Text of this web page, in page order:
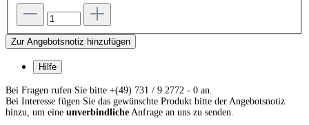
Zur Angebotsnotiz hinzufügen
Hilfe
Bei Fragen rufen Sie bitte +(49) 731 / 9 2772 - 0 an.
Bei Interesse fügen Sie das gewünschte Produkt bitte der Angebotsnotiz
hinzu, um eine unverbindliche Anfrage an uns zu senden.